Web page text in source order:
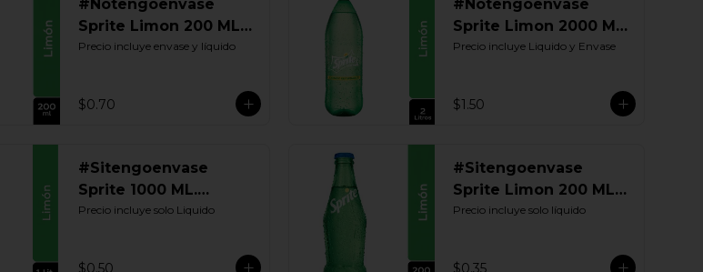
#Notengoenvase
Sprite Limon 200 ML.
Retornable
Precio incluye envase y líquido
$0.70
#Notengoenvase
Sprite Limon 2000 ML.
Retornable
Precio incluye Liquido y Envase
$1.50
#Sitengoenvase
Sprite 1000 ML.
Retornable
Precio incluye solo Liquido
$0.50
#Sitengoenvase
Sprite Limon 200 ML.
Retornable
Precio incluye solo líquido
$0.35